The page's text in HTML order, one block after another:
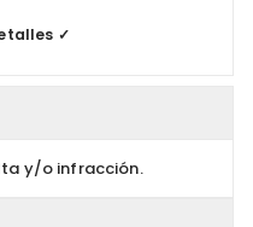
✓
y/o infracción.